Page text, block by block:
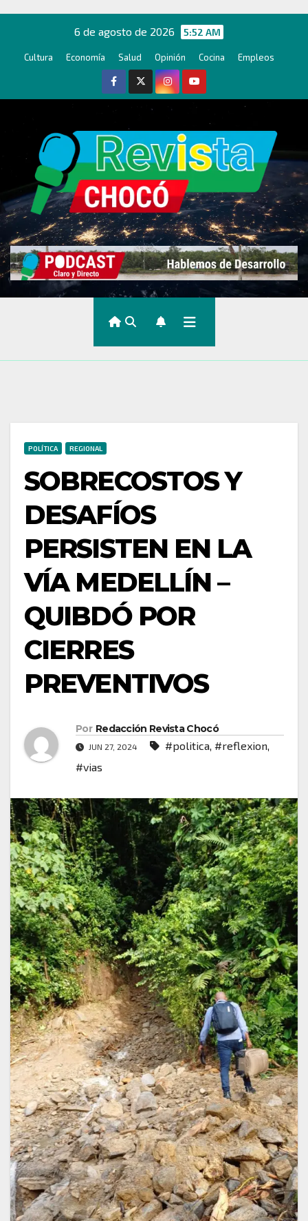
contenido
6 de agosto de 2026 5:52 AM
Cultura Economía Salud Opinión Cocina Empleos
POLÍTICA REGIONAL
SOBRECOSTOS Y
DESAFÍOS
PERSISTEN EN LA
VÍA MEDELLÍN –
QUIBDÓ POR
CIERRES
PREVENTIVOS
Por Redacción Revista Chocó
JUN 27, 2024 #politica, #reflexion,
#vias